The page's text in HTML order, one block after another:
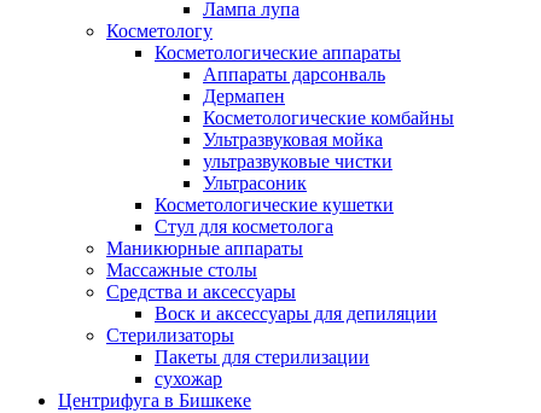
Лампа лупа
Косметологу
Косметологические аппараты
Аппараты дарсонваль
Дермапен
Косметологические комбайны
Ультразвуковая мойка
ультразвуковые чистки
Ультрасоник
Косметологические кушетки
Стул для косметолога
Маникюрные аппараты
Массажные столы
Средства и аксессуары
Воск и аксессуары для депиляции
Стерилизаторы
Пакеты для стерилизации
сухожар
Центрифуга в Бишкеке